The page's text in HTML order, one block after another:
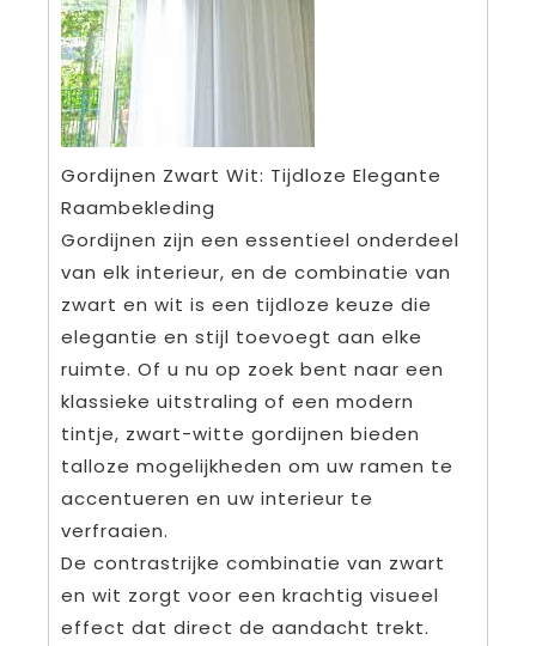
Gordijnen Zwart Wit: Tijdloze Elegante
Raambekleding
Gordijnen zijn een essentieel onderdeel
van elk interieur, en de combinatie van
zwart en wit is een tijdloze keuze die
elegantie en stijl toevoegt aan elke
ruimte. Of u nu op zoek bent naar een
klassieke uitstraling of een modern
tintje, zwart-witte gordijnen bieden
talloze mogelijkheden om uw ramen te
accentueren en uw interieur te
verfraaien.
De contrastrijke combinatie van zwart
en wit zorgt voor een krachtig visueel
effect dat direct de aandacht trekt.